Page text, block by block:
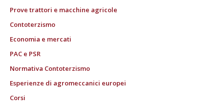
Prove trattori e macchine agricole
Contoterzismo
Economia e mercati
PAC e PSR
Normativa Contoterzismo
Esperienze di agromeccanici europei
Corsi